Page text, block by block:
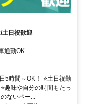
日祝歓迎
通勤OK
時間～OK！ ⭐土日祝勤
趣味や自分の時間もたっ
ないペー...